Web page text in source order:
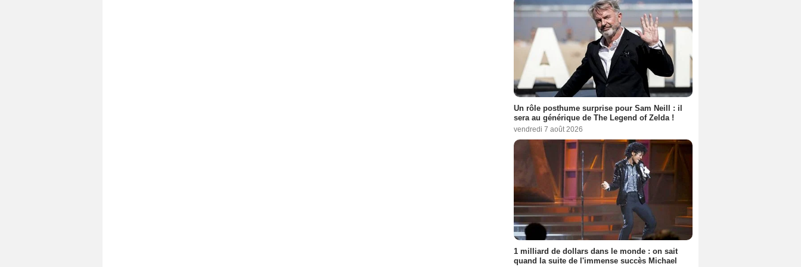
Un rôle posthume surprise pour Sam Neill : il
sera au générique de The Legend of Zelda !
vendredi 7 août 2026
1 milliard de dollars dans le monde : on sait
quand la suite de l'immense succès Michael